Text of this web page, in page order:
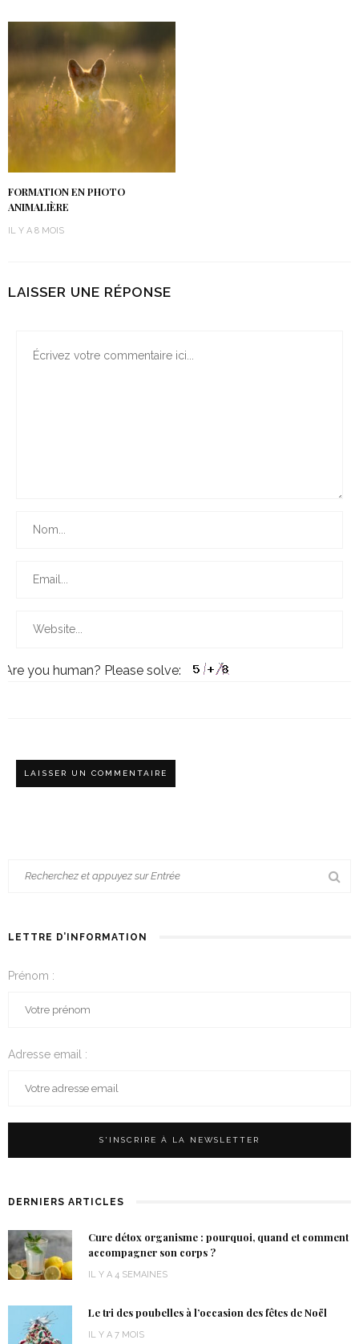
FORMATION EN PHOTO
ANIMALIÈRE
IL Y A 8 MOIS
LAISSER UNE RÉPONSE
Are you human? Please solve:
LETTRE D’INFORMATION
Prénom :
Adresse email :
DERNIERS ARTICLES
Cure détox organisme : pourquoi, quand et comment
accompagner son corps ?
IL Y A 4 SEMAINES
Le tri des poubelles à l’occasion des fêtes de Noël
IL Y A 7 MOIS